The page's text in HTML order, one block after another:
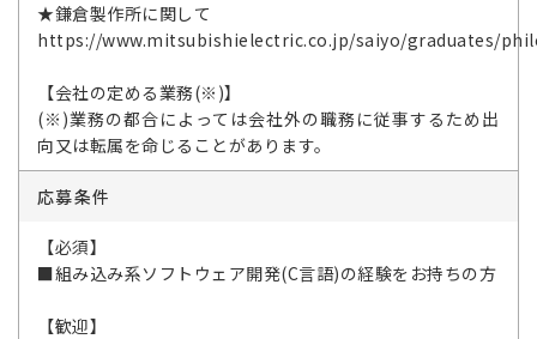
★鎌倉製作所に関して
https://www.mitsubishielectric.co.jp/saiyo/graduates/
【会社の定める業務(※)】
(※)業務の都合によっては会社外の職務に従事するため出
向又は転属を命じることがあります。
応募条件
【必須】
■組み込み系ソフトウェア開発(C言語)の経験をお持ちの方
【歓迎】